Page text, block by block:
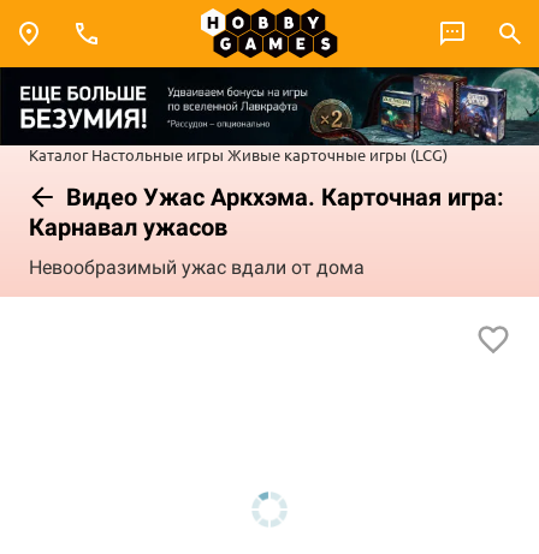
Каталог Настольные игры Живые карточные игры (LCG)
Видео Ужас Аркхэма. Карточная игра:
Карнавал ужасов
Невообразимый ужас вдали от дома